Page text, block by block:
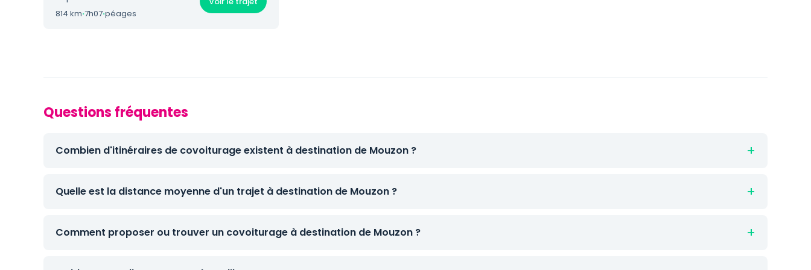
814 km·7h07·péages
Questions fréquentes
Combien d'itinéraires de covoiturage existent à destination de Mouzon ?
Quelle est la distance moyenne d'un trajet à destination de Mouzon ?
Comment proposer ou trouver un covoiturage à destination de Mouzon ?